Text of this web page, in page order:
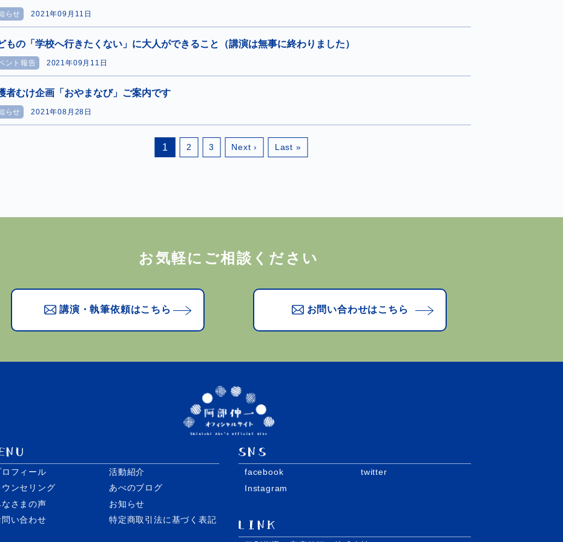
らせ 2021年09月11日
もの「学校へ行きたくない」に大人ができること（講演は無事に終わりました）
ント報告 2021年09月11日
者むけ企画「おやまなび」ご案内です
らせ 2021年08月28日
1 2 3 Next › Last »
お気軽にご相談ください
講演・執筆依頼はこちら お問い合わせはこちら
ロフィール
活動紹介
ウンセリング
あべのブログ
なさまの声
お知らせ
問い合わせ
特定商取引法に基づく表記
facebook
twitter
Instagram